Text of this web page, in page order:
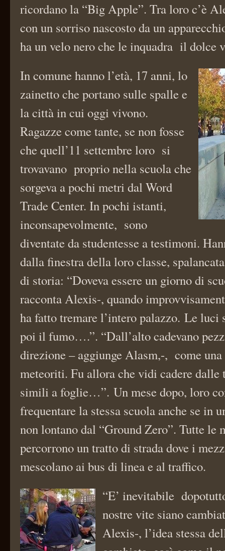
ricordano la “Big Apple”. Tra loro c’è
con un sorriso nascosto da un
ha un velo nero che le inquadra il dolce
In comune hanno l’età, 17 anni, lo
zainetto che portano sulle spalle e
la città in cui oggi vivono.
Ragazze come tante, se non fosse
che quell’11 settembre loro si
trovavano proprio nella scuola che
sorgeva a pochi metri dal Word
Trade Center. In pochi istanti,
inconsapevolmente, sono
diventate da studentesse a testimoni.
dalla finestra della loro classe,
di storia: “Doveva essere un giorno di
racconta Alexis-, quando
ha fatto tremare l’intero palazzo. Le luci
poi il fumo….”. “Dall’alto cadevano
direzione – aggiunge Alasm,-, come
meteoriti. Fu allora che vidi cadere dalle
simili a foglie…”. Un mese dopo, loro
frequentare la stessa scuola anche se in
non lontano dal “Ground Zero”. Tutte le
percorrono un tratto di strada dove i
mescolano ai bus di linea e al traffico.
“E’ inevitabile
nostre vite siano
Alexis-, l’idea stessa